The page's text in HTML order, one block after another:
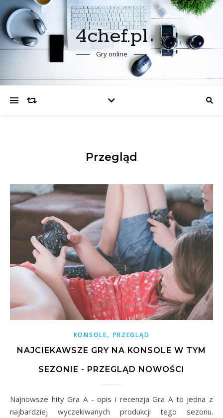
4chef.pl
Gry online
Przegląd
KONSOLE, PRZEGLĄD
NAJCIEKAWSZE GRY NA KONSOLE W TYM
SEZONIE - PRZEGLĄD NOWOŚCI
Najnowsze hity Gra A - opis i recenzja Gra A to jedna z
najbardziej wyczekiwanych produkcji tego sezonu.